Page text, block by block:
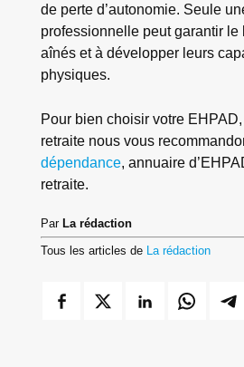
de perte d’autonomie. Seule
professionnelle peut garantir le
aînés et à développer leurs
physiques.
Pour bien choisir votre
retraite nous vous
dépendance, annuaire
retraite.
Par La rédaction
Tous les articles de La rédaction